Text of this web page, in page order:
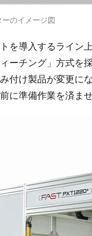
ーのイメージ図
を導入するライン
ーチング」方式を
付け製品が変更に
に準備作業を済ま